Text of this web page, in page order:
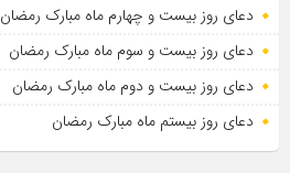
دعای روز بیست و چهارم ماه مبارک رمضان
دعای روز بیست و سوم ماه مبارک رمضان
دعای روز بیست و دوم ماه مبارک رمضان
دعای روز بیستم ماه مبارک رمضان